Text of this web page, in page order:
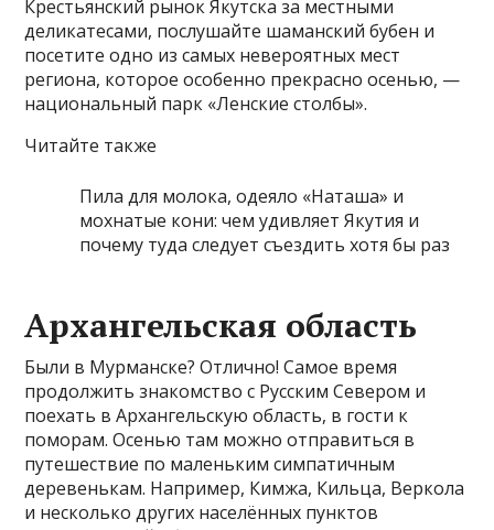
Крестьянский рынок Якутска за местными
деликатесами, послушайте шаманский бубен и
посетите одно из самых невероятных мест
региона, которое особенно прекрасно осенью, —
национальный парк «Ленские столбы».
Читайте также
Пила для молока, одеяло «Наташа» и
мохнатые кони: чем удивляет Якутия и
почему туда следует съездить хотя бы раз
Архангельская область
Были в Мурманске? Отлично! Самое время
продолжить знакомство с Русским Севером и
поехать в Архангельскую область, в гости к
поморам. Осенью там можно отправиться в
путешествие по маленьким симпатичным
деревенькам. Например, Кимжа, Кильца, Веркола
и несколько других населённых пунктов